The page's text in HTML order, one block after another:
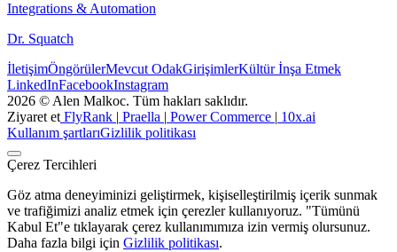
Integrations & Automation
Dr. Squatch
İletişimÖngörülerMevcut OdakGirişimlerKültür İnşa Etmek
LinkedInFacebookInstagram
2026 © Alen Malkoc. Tüm hakları saklıdır.
Ziyaret et FlyRank | Praella | Power Commerce | 10x.ai
Kullanım şartlarıGizlilik politikası
Çerez Tercihleri
Göz atma deneyiminizi geliştirmek, kişiselleştirilmiş içerik sunmak
ve trafiğimizi analiz etmek için çerezler kullanıyoruz. "Tümünü
Kabul Et"e tıklayarak çerez kullanımımıza izin vermiş olursunuz.
Daha fazla bilgi için Gizlilik politikası.